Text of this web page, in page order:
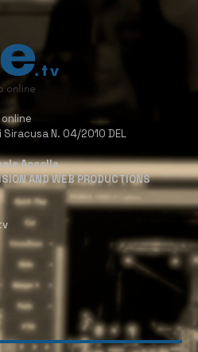
N. 04/2010 DEL
Accolla
AND WEB PRODUCTIONS